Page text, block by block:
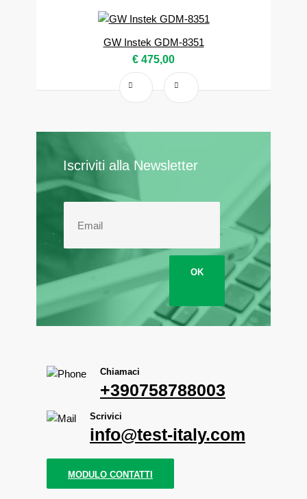
GW Instek GDM-8351
€ 475,00
Iscriviti alla Newsletter
OK
Chiamaci
+390758788003
Scrivici
info@test-italy.com
MODULO CONTATTI